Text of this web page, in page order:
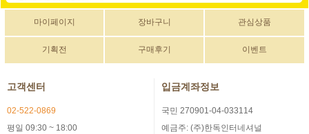
마이페이지 장바구니 관심상품
기획전 구매후기 이벤트
고객센터
02-522-0869
평일 09:30 ~ 18:00
입금계좌정보
국민 270901-04-033114
예금주: (주)한독인터네셔널